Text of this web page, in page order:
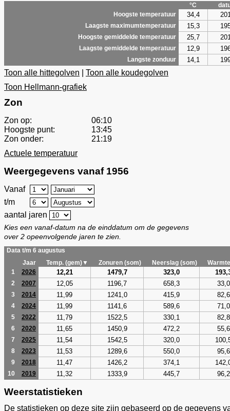
°C
Hoogste temperatuur
34,4
Laagste maximumtemperatuur 15,3
Hoogste gemiddelde temperatuur 25,7
Laagste gemiddelde temperatuur 12,9
Langste zonduur 14,1
Toon alle hittegolven
Toon alle koudegolven
Toon Hellmann-grafiek
Zon
Zon op:
06:10
Hoogste punt:
13:45
Zon onder:
21:19
Actuele temperatuur
Weergegevens vanaf 1956
Vanaf
t/m
aantal jaren
Kies een vanaf-datum na de einddatum om de gegevens
over 2 opeenvolgende jaren te zien.
Data t/m 6 augustus
Jaar
Temp. (gem)▼ Zonuren (som) Neerslag (som)
1
2026 12,21 1479,7 323,0
2 2007 12,05 1196,7 658,3 33,0
3 2014 11,99 1241,0 415,9 82,6
4 2024 11,99 1141,6 589,6 71,0
5 2022 11,79 1522,5 330,1 82,8
6 2020 11,65 1450,9 472,2 55,6
7 2025 11,54 1542,5 320,0
8 2023 11,53 1289,6 550,0 95,6
9 2018 11,47 1426,2 374,1
10 2019 11,32 1333,9 445,7 96,2
Weerstatistieken
De statistieken op deze site zijn gebaseerd op de gegevens